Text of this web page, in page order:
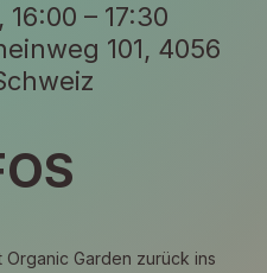
– 17:30
101, 4056
Garden zurück ins